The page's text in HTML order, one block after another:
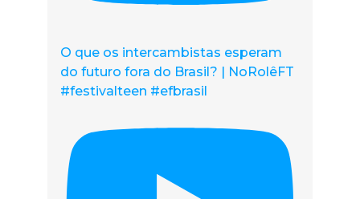
O que os intercambistas esperam
do futuro fora do Brasil? | NoRolêFT
#festivalteen #efbrasil